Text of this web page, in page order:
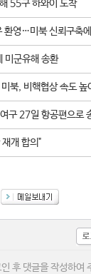
55구 하와이 도착
환영…미북 신뢰구축
미군유해 송환
북, 비핵협상 속도 높
구 27일 항공편으로
개 합의"
후 댓글을 작성하여